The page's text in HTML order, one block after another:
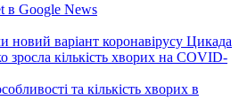
в Google News
новий варіант коронавірусу Цикада
зросла кількість хворих на COVID-
та кількість хворих в